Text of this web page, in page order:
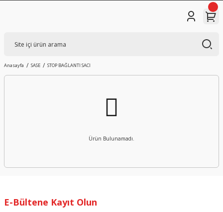
Anasayfa SASE STOP BAĞLANTI SACI
Ürün Bulunamadı.
E-Bültene Kayıt Olun